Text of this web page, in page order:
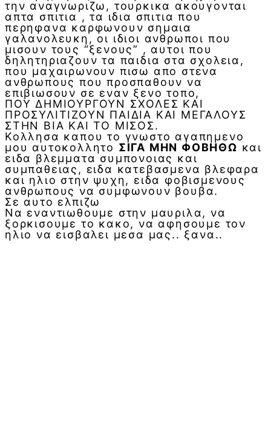
την αναγνωριζω, τουρκικα ακουγονται
απτα σπιτια , τα ιδια σπιτια που
περηφανα καρφωνουν σημαια
γαλανολευκη, οι ιδιοι ανθρωποι που
μισουν τους “ξενους” , αυτοι που
δηλητηριαζουν τα παιδια στα σχολεια,
που μαχαιρωνουν πισω απο στενα
ανθρωπους που προσπαθουν να
επιβιωσουν σε εναν ξενο τοπο,
ΠΟΥ ΔΗΜΙΟΥΡΓΟΥΝ ΣΧΟΛΕΣ ΚΑΙ
ΠΡΟΣΥΛΙΤΙΖΟΥΝ ΠΑΙΔΙΑ ΚΑΙ ΜΕΓΑΛΟΥΣ
ΣΤΗΝ ΒΙΑ ΚΑΙ ΤΟ ΜΙΣΟΣ.
Κολλησα καπου το γνωστο αγαπημενο
μου αυτοκολλητο ΣΙΓΑ ΜΗΝ ΦΟΒΗΘΩ και
ειδα βλεμματα συμπονοιας και
συμπαθειας, ειδα κατεβασμενα βλεφαρα
και ηλιο στην ψυχη, ειδα φοβισμενους
ανθρωπους να συμφωνουν βουβα.
Σε αυτο ελπιζω
Να εναντιωθουμε στην μαυριλα, να
ξορκισουμε το κακο, να αφησουμε τον
ηλιο να εισβαλει μεσα μας.. ξανα..